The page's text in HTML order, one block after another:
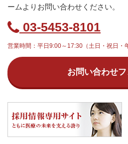
ームよりお問い合わせください。
03-5453-8101
営業時間：平日9:00～17:30（土日・祝日・
お問い合わせ